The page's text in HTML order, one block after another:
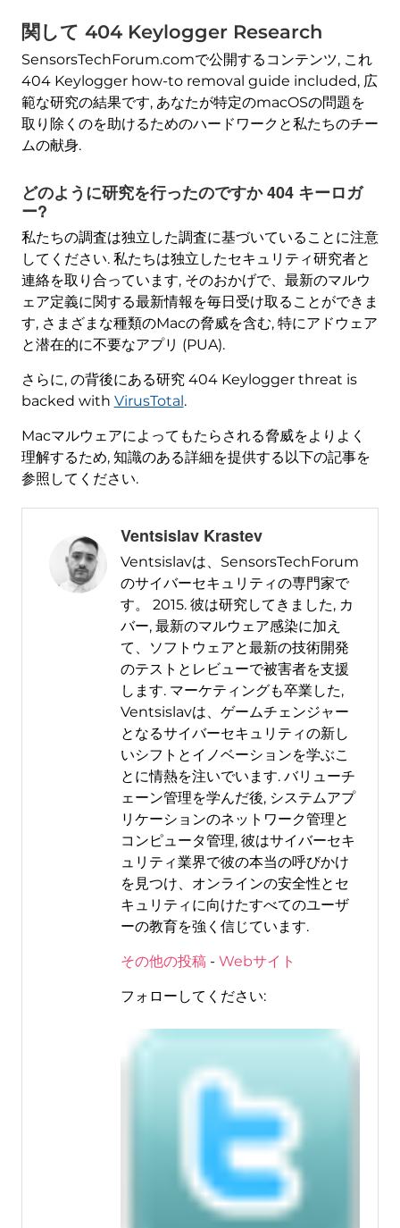
関して 404 Keylogger Research
SensorsTechForum.comで公開するコンテンツ, これ
404 Keylogger how-to removal guide included, 広
範な研究の結果です, あなたが特定のmacOSの問題を
取り除くのを助けるためのハードワークと私たちのチー
ムの献身.
どのように研究を行ったのですか 404 キーロガ
ー?
私たちの調査は独立した調査に基づいていることに注意
してください. 私たちは独立したセキュリティ研究者と
連絡を取り合っています, そのおかげで、最新のマルウ
ェア定義に関する最新情報を毎日受け取ることができま
す, さまざまな種類のMacの脅威を含む, 特にアドウェア
と潜在的に不要なアプリ (PUA).
さらに, の背後にある研究 404 Keylogger threat is
backed with VirusTotal.
Macマルウェアによってもたらされる脅威をよりよく
理解するため, 知識のある詳細を提供する以下の記事を
参照してください.
Ventsislav Krastev
Ventsislavは、SensorsTechForum
のサイバーセキュリティの専門家で
す。 2015. 彼は研究してきました, カ
バー, 最新のマルウェア感染に加え
て、ソフトウェアと最新の技術開発
のテストとレビューで被害者を支援
します. マーケティングも卒業した,
Ventsislavは、ゲームチェンジャー
となるサイバーセキュリティの新し
いシフトとイノベーションを学ぶこ
とに情熱を注いでいます. バリューチ
ェーン管理を学んだ後, システムアプ
リケーションのネットワーク管理と
コンピュータ管理, 彼はサイバーセキ
ュリティ業界で彼の本当の呼びかけ
を見つけ、オンラインの安全性とセ
キュリティに向けたすべてのユーザ
ーの教育を強く信じています.
その他の投稿- Webサイト
フォローしてください: